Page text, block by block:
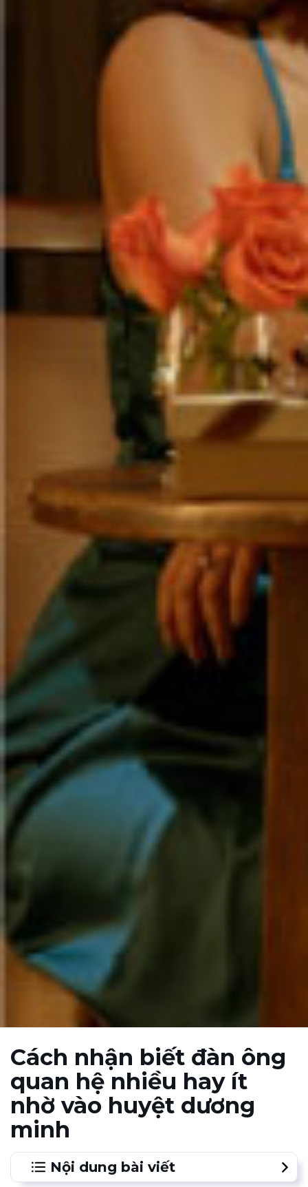
Cách nhận biết đàn ông
quan hệ nhiều hay ít
nhờ vào huyệt dương
minh
Nội dung bài viết